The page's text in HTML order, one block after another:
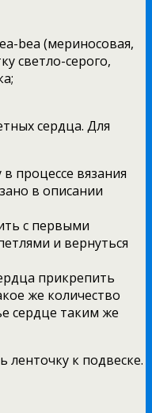
bea (мериносовая,
светло-серого,
сердца. Для
процессе вязания
в описании
с первыми
и вернуться
прикрепить
же количество
сердце таким же
к подвеске.